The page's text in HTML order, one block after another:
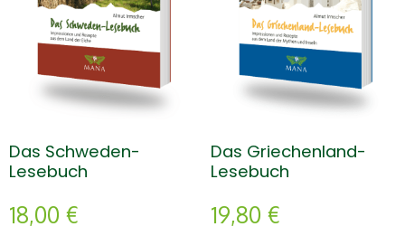
Das Schweden-
Lesebuch
18,00 €
Das Griechenland-
Lesebuch
19,80 €